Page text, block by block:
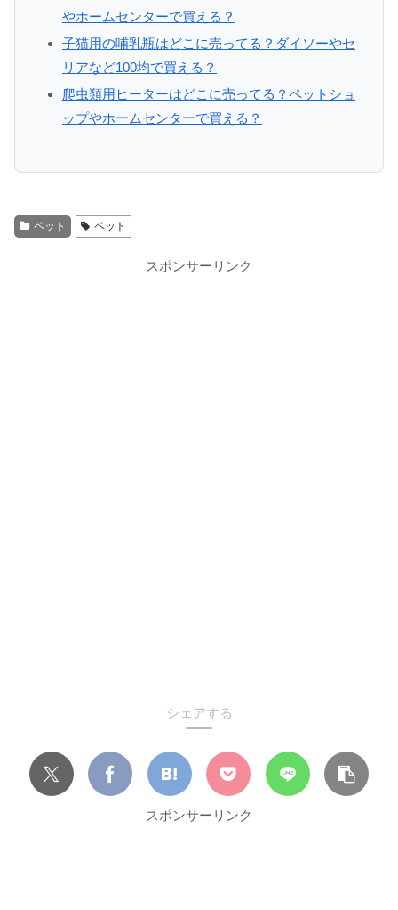
やホームセンターで買える？
子猫用の哺乳瓶はどこに売ってる？ダイソーやセ
リアなど100均で買える？
爬虫類用ヒーターはどこに売ってる？ペットショ
ップやホームセンターで買える？
ペット ペット
スポンサーリンク
シェアする
スポンサーリンク